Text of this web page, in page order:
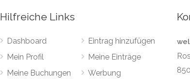
Hilfreiche Links
Dashboard
Mein Profil
Meine Buchungen
Eintrag hinzufügen
Meine Einträge
Werbung